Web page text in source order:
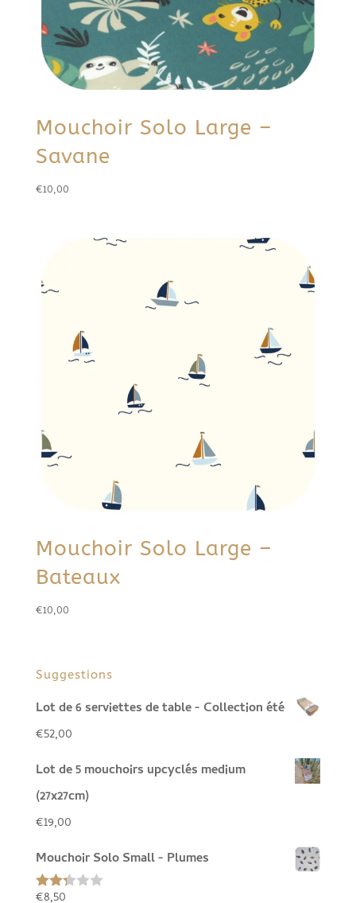
Mouchoir Solo Large –
Savane
€10,00
Mouchoir Solo Large –
Bateaux
€10,00
Suggestions
Lot de 6 serviettes de table - Collection été
€52,00
Lot de 5 mouchoirs upcyclés medium
(27x27cm)
€19,00
Mouchoir Solo Small - Plumes
Note
€8,50